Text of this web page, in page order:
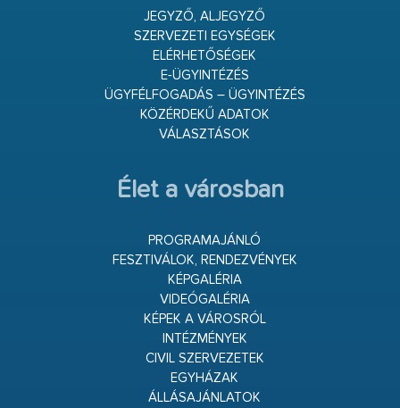
JEGYZŐ, ALJEGYZŐ
SZERVEZETI EGYSÉGEK
ELÉRHETŐSÉGEK
E-ÜGYINTÉZÉS
ÜGYFÉLFOGADÁS – ÜGYINTÉZÉS
KÖZÉRDEKŰ ADATOK
VÁLASZTÁSOK
Élet a városban
PROGRAMAJÁNLÓ
FESZTIVÁLOK, RENDEZVÉNYEK
KÉPGALÉRIA
VIDEÓGALÉRIA
KÉPEK A VÁROSRÓL
INTÉZMÉNYEK
CIVIL SZERVEZETEK
EGYHÁZAK
ÁLLÁSAJÁNLATOK